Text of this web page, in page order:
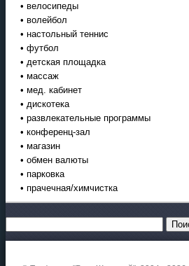
• велосипеды
• волейбол
• настольный теннис
• футбол
• детская площадка
• массаж
• мед. кабинет
• дискотека
• развлекательные программы
• конференц-зал
• магазин
• обмен валюты
• парковка
• прачечная/химчистка